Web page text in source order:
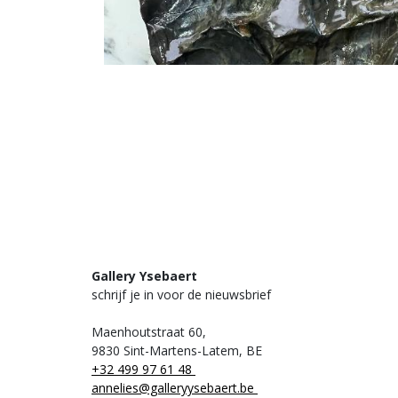
Gallery Ysebaert
schrijf je in voor de nieuwsbrief
Maenhoutstraat 60,
9830 Sint-Martens-Latem, BE
+32 499 97 61 48
annelies@galleryysebaert.be